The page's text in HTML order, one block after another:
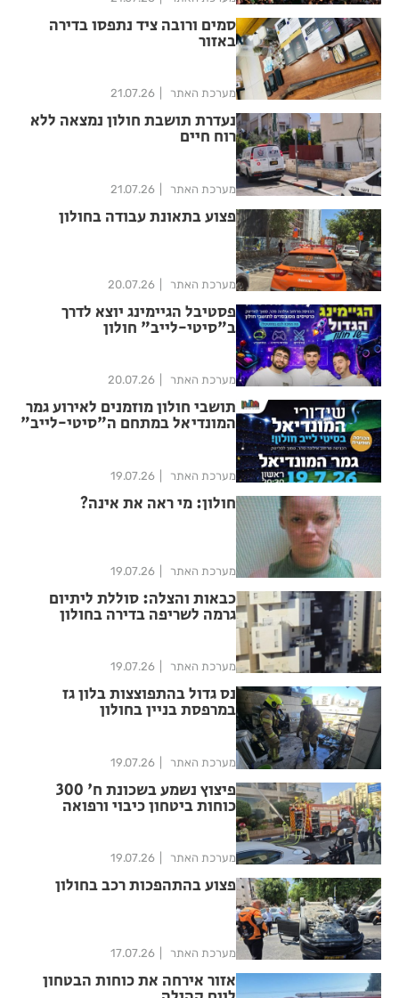
סמים ורובה ציד נתפסו בדירה
באזור
מערכת האתר 21.07.26
נעדרת תושבת חולון נמצאה ללא
רוח חיים
מערכת האתר 21.07.26
פצוע בתאונת עבודה בחולון
מערכת האתר 20.07.26
פסטיבל הגיימינג יוצא לדרך
ב"סיטי-לייב" חולון
מערכת האתר 20.07.26
תושבי חולון מוזמנים לאירוע גמר
המונדיאל במתחם ה"סיטי-לייב"
מערכת האתר 19.07.26
חולון: מי ראה את אינה?
מערכת האתר 19.07.26
כבאות והצלה: סוללת ליתיום
גרמה לשריפה בדירה בחולון
מערכת האתר 19.07.26
נס גדול בהתפוצצות בלון גז
במרפסת בניין בחולון
מערכת האתר 19.07.26
פיצוץ נשמע בשכונת ח' 300
כוחות ביטחון כיבוי ורפואה
מערכת האתר 19.07.26
פצוע בהתהפכות רכב בחולון
מערכת האתר 17.07.26
אזור אירחה את כוחות הבטחון